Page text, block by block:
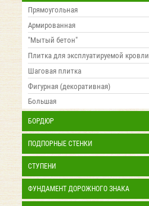
Прямоугольная
Армированная
"Мытый бетон"
Плитка для эксплуатируемой кровли
Шаговая плитка
Фигурная (декоративная)
Большая
БОРДЮР
ПОДПОРНЫЕ СТЕНКИ
СТУПЕНИ
ФУНДАМЕНТ ДОРОЖНОГО ЗНАКА